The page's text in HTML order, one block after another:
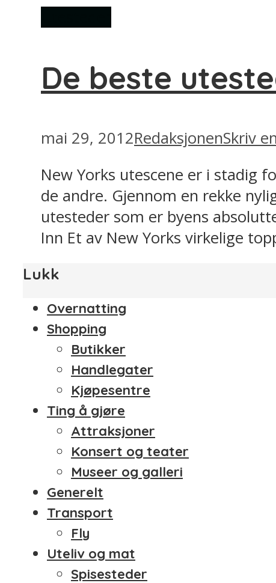
De beste
mai 29, 2012RedaksjonenSkriv
New Yorks utescene er i stadig
de andre. Gjennom en rekke
utesteder som er byens
Inn Et av New Yorks virkelige
Lukk
Overnatting
Shopping
Butikker
Handlegater
Kjøpesentre
Ting å gjøre
Attraksjoner
Konsert og teater
Museer og galleri
Generelt
Transport
Fly
Uteliv og mat
Spisesteder